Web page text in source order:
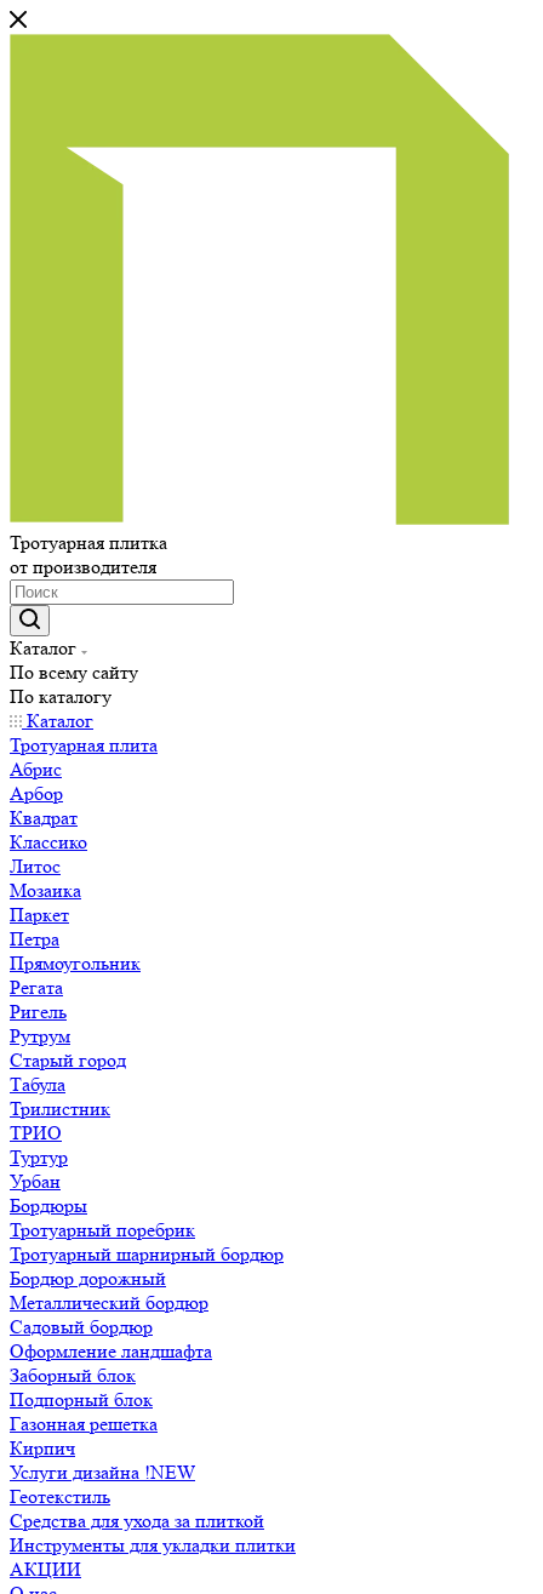
Тротуарная плитка
от производителя
Каталог
По всему сайту
По каталогу
Каталог
Тротуарная плита
Абрис
Арбор
Квадрат
Классико
Литос
Мозаика
Паркет
Петра
Прямоугольник
Регата
Ригель
Рутрум
Старый город
Табула
Трилистник
ТРИО
Туртур
Урбан
Бордюры
Тротуарный поребрик
Тротуарный шарнирный бордюр
Бордюр дорожный
Металлический бордюр
Садовый бордюр
Оформление ландшафта
Заборный блок
Подпорный блок
Газонная решетка
Кирпич
Услуги дизайна !NEW
Геотекстиль
Средства для ухода за плиткой
Инструменты для укладки плитки
АКЦИИ